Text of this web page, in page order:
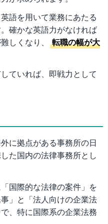
語を用いて業務にあたる
確かな英語力がなければ
しくなり、
転職の幅が大
ていれば、即戦力として
に拠点がある事務所の日
た国内の法律事務所とし
国際的な法律の案件」を
」と「法人向けの企業法
、特に国際系の企業法務